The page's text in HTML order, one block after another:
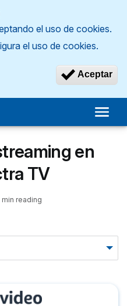
el uso de cookies.
el uso de cookies.
Aceptar
en
TV
min reading